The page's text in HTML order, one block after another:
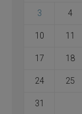
3 4
10 11
17 18
24 25
31